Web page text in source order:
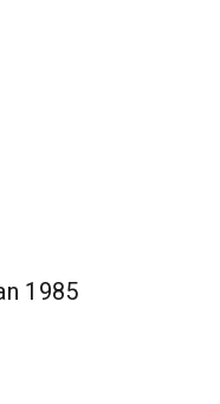
1985